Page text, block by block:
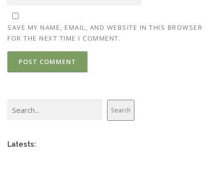
SAVE MY NAME, EMAIL, AND WEBSITE IN THIS BROWSER
FOR THE NEXT TIME I COMMENT.
Search
Latests: